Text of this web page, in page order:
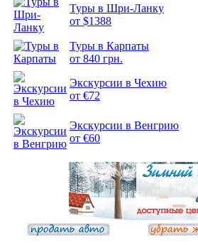
Туры в Шри-Ланку
от $1388
Туры в Карпаты
от 840 грн.
Экскурсии в Чехию
от €72
Экскурсии в Венгрию
от €60